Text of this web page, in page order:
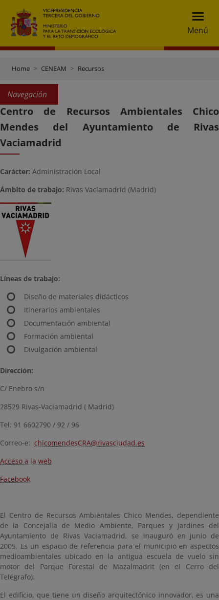
Menú
Home CENEAM Recursos
Navegación
Centro de Recursos Ambientales Chico
Mendes del Ayuntamiento de Rivas
Vaciamadrid
Carácter: Administración Local
Ámbito de trabajo: Rivas Vaciamadrid (Madrid)
Líneas de trabajo:
Diseño de materiales didácticos
Itinerarios ambientales
Documentación ambiental
Formación ambiental
Divulgación ambiental
Dirección:
C/ Enebro s/n
28529 Rivas-Vaciamadrid ( Madrid)
Tel: 91 6602790 / 92 / 96
Correo-e: chicomendesCRA@rivasciudad.es
Acceso a la web
Facebook
El Centro de Recursos Ambientales Chico Mendes, dependiente
de la Concejalía de Medio Ambiente, Parques y Jardines del
Ayuntamiento de Rivas Vaciamadrid, se inauguró en junio de
2005. Es un espacio de referencia para el municipio en aspectos
medioambientales ubicado en la antigua escuela de vuelo sin
motor del Parque Forestal de Mazalmadrit (en el Cerro del
Telégrafo).
El edificio, que tiene un diseño arquitectónico innovador, es una